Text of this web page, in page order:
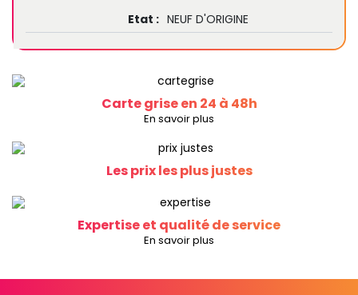
Etat : NEUF D'ORIGINE
Carte grise en 24 à 48h
En savoir plus
Les prix les plus justes
Expertise et qualité de service
En savoir plus